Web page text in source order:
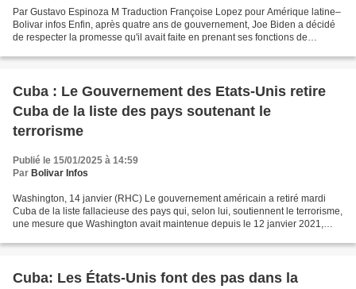
Par Gustavo Espinoza M Traduction Françoise Lopez pour Amérique latine–
Bolivar infos Enfin, après quatre ans de gouvernement, Joe Biden a décidé
de respecter la promesse qu'il avait faite en prenant ses fonctions de
Cuba : Le Gouvernement des Etats-Unis retire
Cuba de la liste des pays soutenant le
terrorisme
Publié le 15/01/2025 à 14:59
Par Bolivar Infos
Washington, 14 janvier (RHC) Le gouvernement américain a retiré mardi
Cuba de la liste fallacieuse des pays qui, selon lui, soutiennent le terrorisme,
une mesure que Washington avait maintenue depuis le 12 janvier 2021,
Cuba: Les États-Unis font des pas dans la